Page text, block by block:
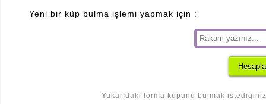
Yeni bir küp bulma işlemi yapmak için :
Yukarıdaki forma küpünü bulmak